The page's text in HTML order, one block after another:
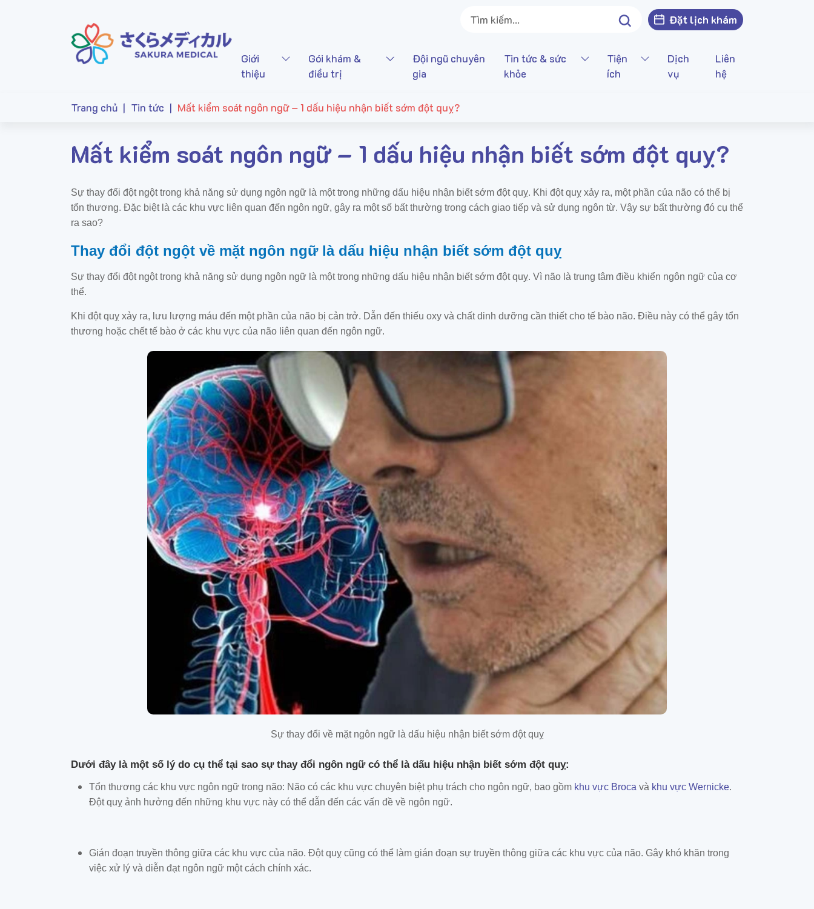
Đặt lịch khám
Giới
thiệu
Gói khám &
điều trị
Đội ngũ chuyên
gia
Tin tức & sức
khỏe
Tiện
ích
Dịch
vụ
Liên
hệ
Trang chủ | Tin tức | Mất kiểm soát ngôn ngữ – 1 dấu hiệu nhận biết sớm đột quỵ?
Mất kiểm soát ngôn ngữ – 1 dấu hiệu nhận biết sớm đột quỵ?
Sự thay đổi đột ngột trong khả năng sử dụng ngôn ngữ là một trong những dấu hiệu nhận biết sớm đột quỵ. Khi đột quỵ xảy ra, một phần của não có thể bị
tổn thương. Đặc biệt là các khu vực liên quan đến ngôn ngữ, gây ra một số bất thường trong cách giao tiếp và sử dụng ngôn từ. Vậy sự bất thường đó cụ thể
ra sao?
Thay đổi đột ngột về mặt ngôn ngữ là dấu hiệu nhận biết sớm đột quỵ
Sự thay đổi đột ngột trong khả năng sử dụng ngôn ngữ là một trong những dấu hiệu nhận biết sớm đột quỵ. Vì não là trung tâm điều khiển ngôn ngữ của cơ
thể.
Khi đột quỵ xảy ra, lưu lượng máu đến một phần của não bị cản trở. Dẫn đến thiếu oxy và chất dinh dưỡng cần thiết cho tế bào não. Điều này có thể gây tổn
thương hoặc chết tế bào ở các khu vực của não liên quan đến ngôn ngữ.
Sự thay đổi về mặt ngôn ngữ là dấu hiệu nhận biết sớm đột quỵ
Dưới đây là một số lý do cụ thể tại sao sự thay đổi ngôn ngữ có thể là dấu hiệu nhận biết sớm đột quỵ:
Tổn thương các khu vực ngôn ngữ trong não: Não có các khu vực chuyên biệt phụ trách cho ngôn ngữ, bao gồm khu vực Broca và khu vực Wernicke.
Đột quỵ ảnh hưởng đến những khu vực này có thể dẫn đến các vấn đề về ngôn ngữ.
Gián đoạn truyền thông giữa các khu vực của não. Đột quỵ cũng có thể làm gián đoạn sự truyền thông giữa các khu vực của não. Gây khó khăn trong
việc xử lý và diễn đạt ngôn ngữ một cách chính xác.